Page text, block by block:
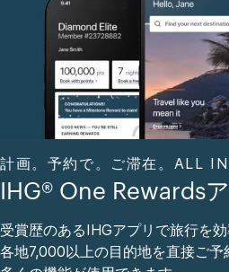
計画。予約で。ご滞在。ALL
IHG® One Rewards
受賞歴のあるIHGアプリで旅行を
各地7,000以上の目的地を直接ご